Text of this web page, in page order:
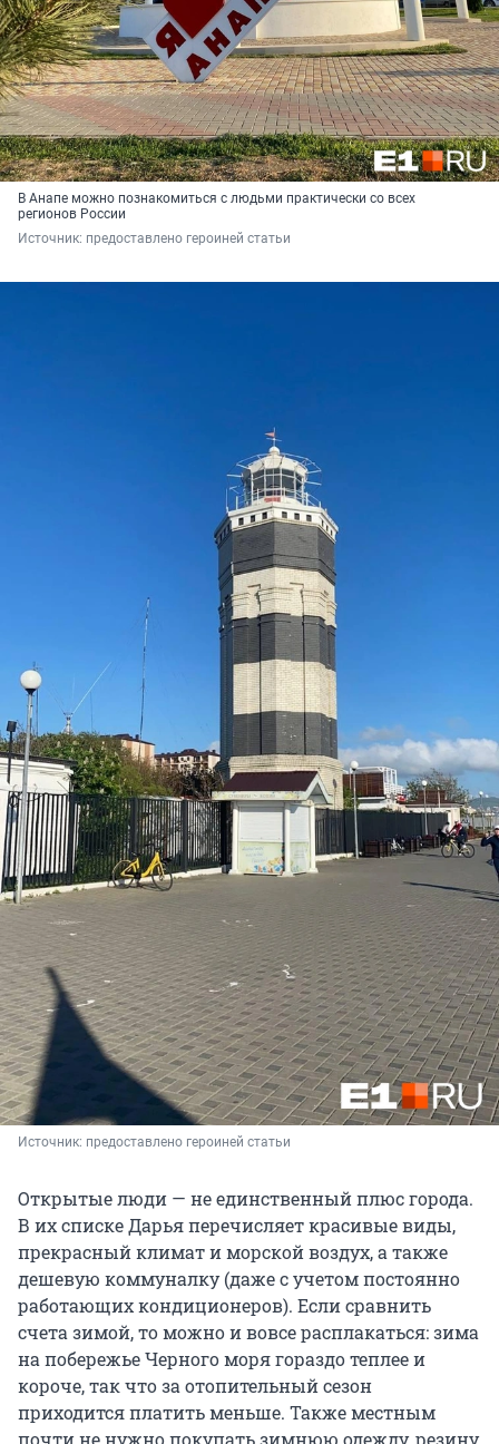
В Анапе можно познакомиться с людьми практически со всех
регионов России
Источник: предоставлено героиней статьи
Источник: предоставлено героиней статьи
Открытые люди — не единственный плюс города.
В их списке Дарья перечисляет красивые виды,
прекрасный климат и морской воздух, а также
дешевую коммуналку (даже с учетом постоянно
работающих кондиционеров). Если сравнить
счета зимой, то можно и вовсе расплакаться: зима
на побережье Черного моря гораздо теплее и
короче, так что за отопительный сезон
приходится платить меньше. Также местным